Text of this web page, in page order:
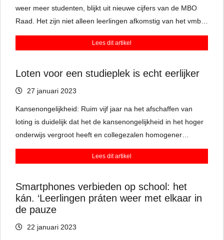
weer meer studenten, blijkt uit nieuwe cijfers van de MBO
Raad. Het zijn niet alleen leerlingen afkomstig van het vmbo.
Er zijn ook steeds meer mensen die zich laten omscholen,
van bijvoorbeeld manager in een supermarkt tot installateur
Lees dit artikel
Loten voor een studieplek is echt eerlijker
27 januari 2023
Kansenongelijkheid: Ruim vijf jaar na het afschaffen van
loting is duidelijk dat het de kansenongelijkheid in het hoger
onderwijs vergroot heeft en collegezalen homogener
maakte.
Lees dit artikel
Smartphones verbieden op school: het
kán. ‘Leerlingen práten weer met elkaar in
de pauze
22 januari 2023